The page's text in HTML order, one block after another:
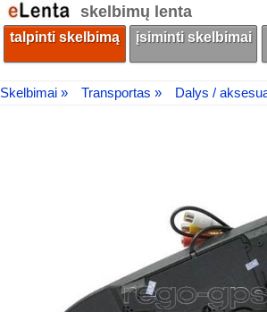
skelbimų lenta
talpinti skelbimą įsiminti skelbimai
Skelbimai » Transportas » Dalys /